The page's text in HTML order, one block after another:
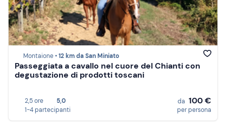
Montaione •12 km da San Miniato
Passeggiata a cavallo nel cuore del Chianti con
degustazione di prodotti toscani
2,5 ore
5,0
1-4 partecipanti
da 100 €
per persona